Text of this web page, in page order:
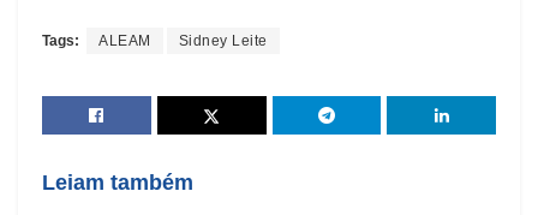
Tags: ALEAM Sidney Leite
Leiam também